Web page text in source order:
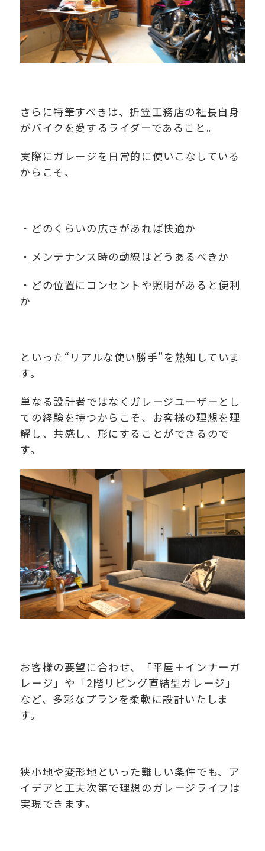
さらに特筆すべきは、折笠工務店の社長自身
がバイクを愛するライダーであること。
実際にガレージを日常的に使いこなしている
からこそ、
・どのくらいの広さがあれば快適か
・メンテナンス時の動線はどうあるべきか
・どの位置にコンセントや照明があると便利
か
といった“リアルな使い勝手”を熟知していま
す。
単なる設計者ではなくガレージユーザーとし
ての経験を持つからこそ、お客様の理想を理
解し、共感し、形にすることができるので
す。
お客様の要望に合わせ、「平屋＋インナーガ
レージ」や「2階リビング直結型ガレージ」
など、多彩なプランを柔軟に設計いたしま
す。
狭小地や変形地といった難しい条件でも、ア
イデアと工夫次第で理想のガレージライフは
実現できます。